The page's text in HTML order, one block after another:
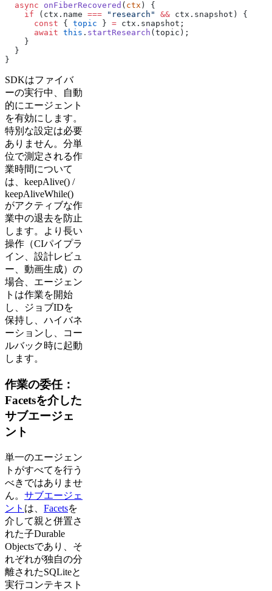
  async
onFiberRecovered ( ctx ) {
    if
(ctx.name === "research" && ctx.snapshot) {
      const
{ topic } = ctx.snapshot;
      await
this . startResearch (topic);
    }
  }
}
SDKはファイバ
ーの実行中、自動
的にエージェント
を有効にします。
特別な設定は必要
ありません。分単
位で測定される作
業時間について
は、keepAlive() /
keepAliveWhile()
がアクティブな作
業中の退去を防止
します。より長い
操作（CIパイプラ
イン、設計レビュ
ー、動画生成）の
場合、エージェン
トは作業を開始
し、ジョブIDを
保持し、ハイバネ
ーションし、コー
ルバック時に起動
します。
作業の委任：
Facetsを介した
サブエージェ
ント
単一のエージェン
トがすべてを行う
べきではありませ
ん。 サブエージェ
ント は、 Facetsを
介して親と併置さ
れた子Durable
Objectsであり、そ
れぞれが独自の分
離されたSQLiteと
実行コンテキスト